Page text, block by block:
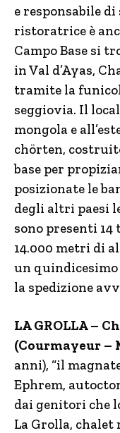
e responsabile di
ristoratrice è
Campo Base si
in Val d’Ayas,
tramite la
seggiovia. Il
mongola e
chörten,
base per
posizionate le
degli altri paesi
sono presenti
14.000 metri di
un
la spedizione
LA GROLLA –
(Courmayeur –
anni), “il
Ephrem,
dai genitori che
La Grolla, chalet